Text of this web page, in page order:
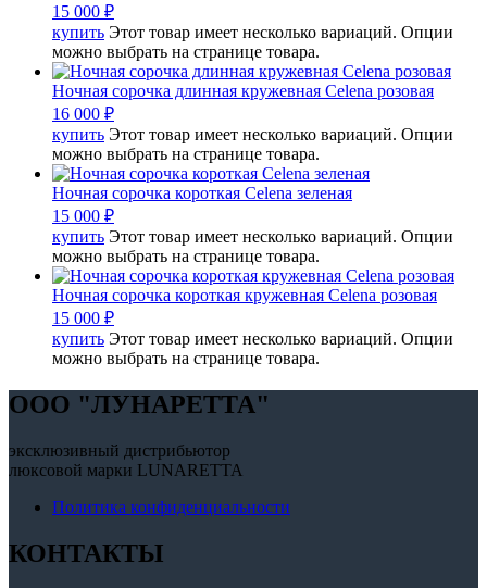
15 000 ₽
купить Этот товар имеет несколько вариаций. Опции
можно выбрать на странице товара.
Ночная сорочка длинная кружевная Celena розовая
16 000 ₽
купить Этот товар имеет несколько вариаций. Опции
можно выбрать на странице товара.
Ночная сорочка короткая Celena зеленая
15 000 ₽
купить Этот товар имеет несколько вариаций. Опции
можно выбрать на странице товара.
Ночная сорочка короткая кружевная Celena розовая
15 000 ₽
купить Этот товар имеет несколько вариаций. Опции
можно выбрать на странице товара.
OOO "ЛУНАРЕТТА"
эксклюзивный дистрибьютор
люксовой марки LUNARETTA
Политика конфиденциальности
КОНТАКТЫ